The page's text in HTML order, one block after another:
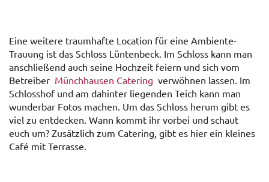
Eine weitere traumhafte Location für eine Ambiente-
Trauung ist das Schloss Lüntenbeck. Im Schloss kann man
anschließend auch seine Hochzeit feiern und sich vom
Betreiber Münchhausen Catering verwöhnen lassen. Im
Schlosshof und am dahinter liegenden Teich kann man
wunderbar Fotos machen. Um das Schloss herum gibt es
viel zu entdecken. Wann kommt ihr vorbei und schaut
euch um? Zusätzlich zum Catering, gibt es hier ein kleines
Café mit Terrasse.